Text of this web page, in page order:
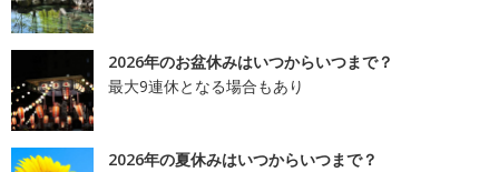
2026年のお盆休みはいつからいつまで？
最大9連休となる場合もあり
2026年の夏休みはいつからいつまで？